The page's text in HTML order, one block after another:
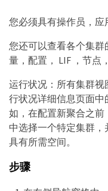
您必须具有操作员，应
您还可以查看各个集
量，配置， LIF ，节点
运行状况：所有集群
行状况详细信息页面
如，在配置新聚合之
中选择一个特定集群
具有所需空间。
步骤